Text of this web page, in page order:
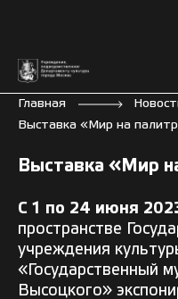
Главная
Выставка «Мир на
Выставка «Мир
С 1 по 24 июня
пространстве
учреждения
«Государственный
Высоцкого»